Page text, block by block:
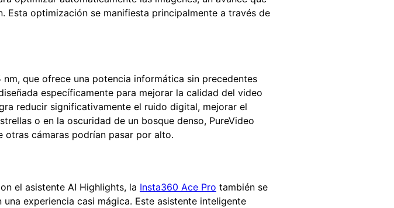
optimización se manifiesta principalmente a través de
que ofrece una potencia informática sin precedentes
específicamente para mejorar la calidad del video
reducir significativamente el ruido digital, mejorar el
o en la oscuridad de un bosque denso, PureVideo
cámaras podrían pasar por alto.
el asistente AI Highlights, la Insta360 Ace Pro también se
experiencia casi mágica. Este asistente inteligente